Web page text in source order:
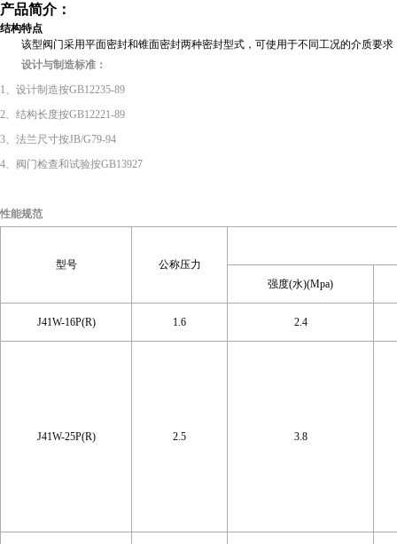
产品简介：
结构特点
该型阀门采用平面密封和锥面密封两种密封型式，可使用于不同工况的介质要求
设计与制造标准：
1、设计制造按GB12235-89
2、结构长度按GB12221-89
3、法兰尺寸按JB/G79-94
4、阀门检查和试验按GB13927
性能规范
型号
公称压力
强度(水)(Mpa)
J41W-16P(R) 1.6 2.4
J41W-25P(R) 2.5 3.8